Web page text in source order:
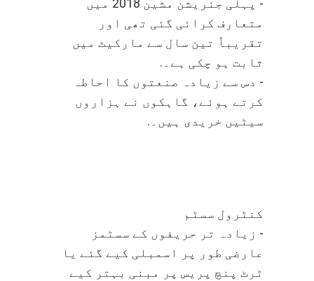
- پہلی جنریشن مشین 2018 میں
متعارف کرائی گئی تھی اور
تقریباً تین سال سے مارکیٹ میں
ثابت ہو چکی ہے۔.
- دس سے زیادہ صنعتوں کا احاطہ
کرتے ہوئے، گاہکوں نے ہزاروں
سیٹیں خریدی ہیں۔.
کنٹرول سسٹم
- زیادہ تر حریفوں کے سسٹمز
عارضی طور پر اسمبلی کیے گئے یا
ٹرٹ پنچ پریس پر مبنی بہتر کیے